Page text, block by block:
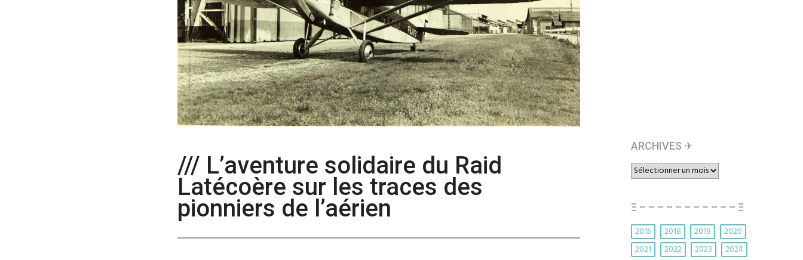
/// L’aventure solidaire du Raid
Latécoère sur les traces des
pionniers de l’aérien
ARCHIVES ✈︎
ARCHIVES
✈︎
Ξ – – – – – – – – – – – Ξ
2015 2018 2019
2020
2021
2022 2023
2024